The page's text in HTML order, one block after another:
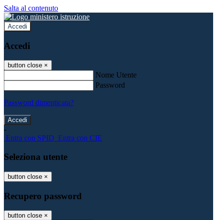
Salta al contenuto
Accedi
Accedi
button close ×
Nome Utente
Password
Password dimenticata?
-
Entra con SPID Entra con CIE
Seleziona utente
button close ×
Recupero password
button close ×